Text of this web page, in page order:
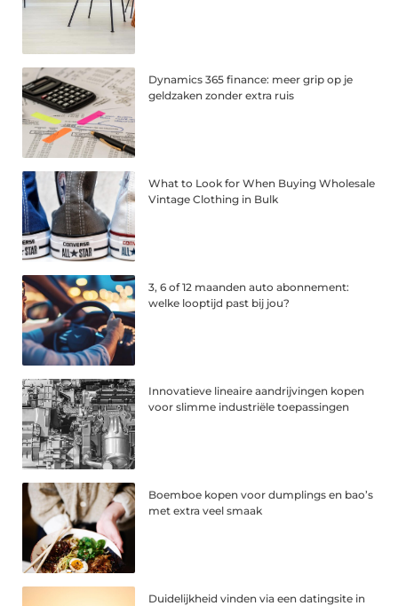
Dynamics 365 finance: meer grip op je
geldzaken zonder extra ruis
What to Look for When Buying Wholesale
Vintage Clothing in Bulk
3, 6 of 12 maanden auto abonnement:
welke looptijd past bij jou?
Innovatieve lineaire aandrijvingen kopen
voor slimme industriële toepassingen
Boemboe kopen voor dumplings en bao’s
met extra veel smaak
Duidelijkheid vinden via een datingsite in